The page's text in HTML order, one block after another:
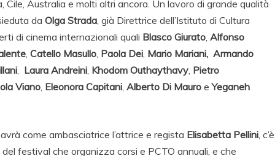
Cile, Australia e molti altri ancora. Un lavoro di grande qualità
da Olga Strada, già Direttrice dell’Istituto di Cultura
di cinema internazionali quali Blasco Giurato, Alfonso
, Catello Masullo, Paola Dei, Mario Mariani, Armando
, Laura Andreini, Khodom Outhaythavy, Pietro
Viano, Eleonora Capitani, Alberto Di Mauro eYeganeh
come ambasciatrice l’attrice e regista Elisabetta Pellini, c’è
del festival che organizza corsi e PCTO annuali, e che